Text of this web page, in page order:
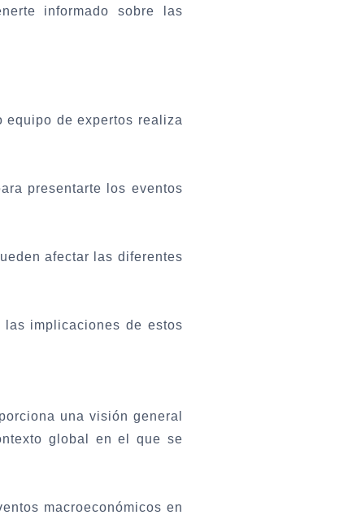
informado sobre las
equipo de expertos realiza
presentarte los eventos
afectar las diferentes
las implicaciones de estos
una visión general
global en el que se
macroeconómicos en